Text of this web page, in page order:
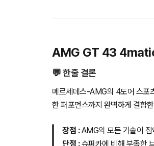
AMG GT 43
💬 한줄 결론
메르세데스-AMG의 4도어 스포
한 퍼포먼스까지 완벽하게 결합
장점 :AMG의 모든 기술이 집
단점 :슈퍼카에 비해 부족한